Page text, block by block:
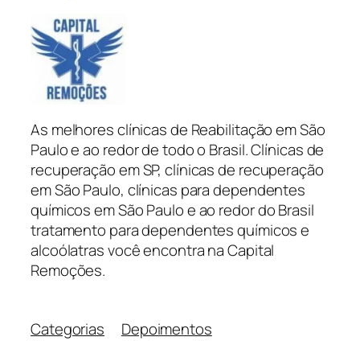
As melhores clínicas de Reabilitação em São
Paulo e ao redor de todo o Brasil. Clínicas de
recuperação em SP, clínicas de recuperação
em São Paulo, clínicas para dependentes
químicos em São Paulo e ao redor do Brasil
tratamento para dependentes químicos e
alcoólatras você encontra na Capital
Remoções.
Categorias
Depoimentos